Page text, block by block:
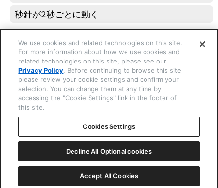
☒ 閉じる
秒針が2秒ごとに動く
りゅうずやボタンが動かない
ボタンを押しても変化がない
基準位置
基準位置を確認・修正する
オールリセットする
We use cookies and related technologies on this site.
For more information about how we use cookies and
related technologies on this site, please see our
Privacy Policy. Before continuing to browse this site,
please review your cookie settings and confirm your
selection. You can change them at any time by
accessing the "Cookie Settings" link in the footer of
this site.
Cookies Settings
Decline All Optional cookies
Accept All Cookies